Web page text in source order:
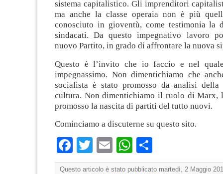
sistema capitalistico. Gli imprenditori
ma anche la classe operaia non è più
conosciuto in gioventù, come testimonia la
sindacati. Da questo impegnativo lavoro
nuovo Partito, in grado di affrontare la nuova
Questo è l’invito che io faccio e nel
impegnassimo. Non dimentichiamo che
socialista è stato promosso da analisi
cultura. Non dimentichiamo il ruolo di Marx,
promosso la nascita di partiti del tutto nuovi.
Cominciamo a discuterne su questo sito.
Facebook
TwitterEmailWhatsApp
Questo articolo è stato pubblicato martedì, 2 Maggio